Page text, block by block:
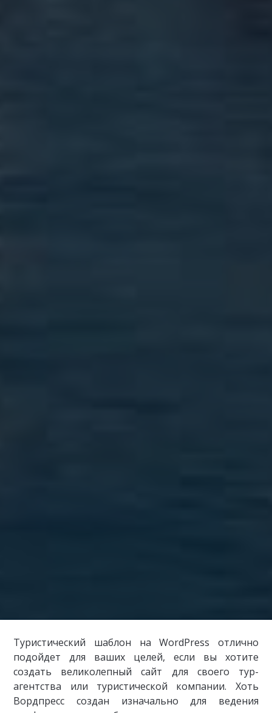
Туристический шаблон на WordPress отлично
подойдет для ваших целей, если вы хотите
создать великолепный сайт для своего тур-
агентства или туристической компании. Хоть
Вордпресс создан изначально для ведения